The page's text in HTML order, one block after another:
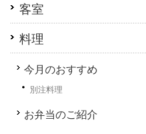
客室
料理
今月のおすすめ
別注料理
お弁当のご紹介